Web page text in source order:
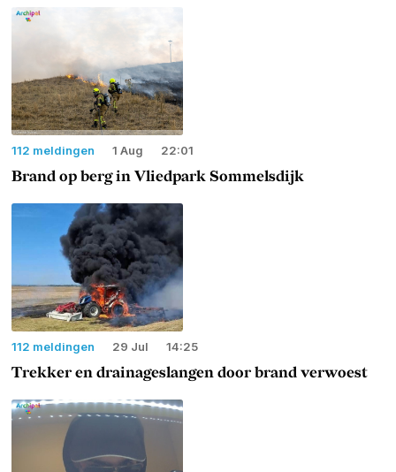
112 meldingen 1 Aug 22:01
Brand op berg in Vliedpark Sommelsdijk
112 meldingen 29 Jul 14:25
Trekker en drainageslangen door brand verwoest